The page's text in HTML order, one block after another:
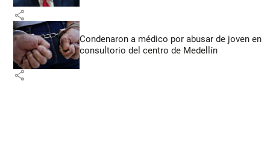
share
Condenaron a médico por abusar de joven en
consultorio del centro de Medellín
share